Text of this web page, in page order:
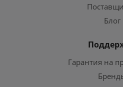
Блог
Гарантия на